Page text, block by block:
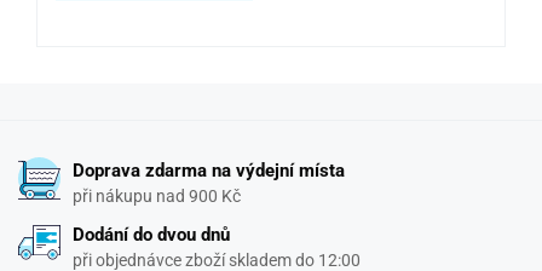
Doprava zdarma na výdejní místa
při nákupu nad 900 Kč
Dodání do dvou dnů
při objednávce zboží skladem do 12:00